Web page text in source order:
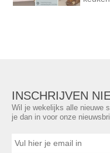
INSCHRIJVEN
Wil je wekelijks alle nieuwe
je dan in voor onze